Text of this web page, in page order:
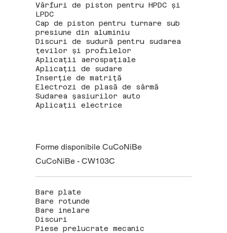
Vârfuri de piston pentru HPDC și
LPDC
Cap de piston pentru turnare sub
presiune din aluminiu
Discuri de sudură pentru sudarea
țevilor și profilelor
Aplicații aerospațiale
Aplicații de sudare
Inserție de matriță
Electrozi de plasă de sârmă
Sudarea șasiurilor auto
Aplicații electrice
Forme disponibile CuCoNiBe
CuCoNiBe - CW103C
Bare plate
Bare rotunde
Bare inelare
Discuri
Piese prelucrate mecanic